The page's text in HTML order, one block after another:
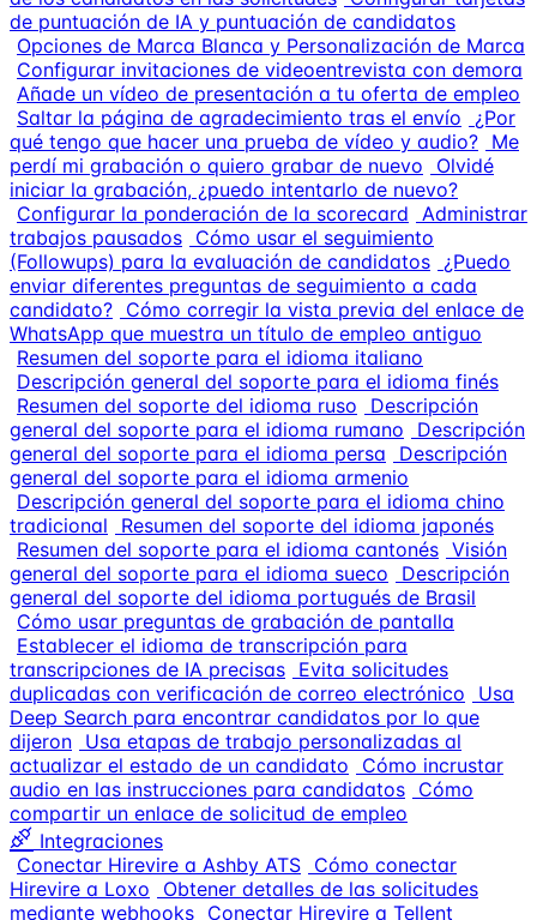
de puntuación de IA y puntuación de candidatos
Opciones de Marca Blanca y Personalización de Marca
Configurar invitaciones de videoentrevista con demora
Añade un vídeo de presentación a tu oferta de empleo
Saltar la página de agradecimiento tras el envío
¿Por
qué tengo que hacer una prueba de vídeo y audio? Me
perdí mi grabación o quiero grabar de nuevo
Olvidé
iniciar la grabación, ¿puedo intentarlo de nuevo?
Configurar la ponderación de la scorecard Administrar
trabajos pausados Cómo usar el seguimiento
(Followups) para la evaluación de candidatos ¿Puedo
enviar diferentes preguntas de seguimiento a cada
candidato? Cómo corregir la vista previa del enlace de
WhatsApp que muestra un título de empleo antiguo
Resumen del soporte para el idioma italiano
Descripción general del soporte para el idioma finés
Resumen del soporte del idioma ruso
Descripción
general del soporte para el idioma rumano
Descripción
general del soporte para el idioma persa
Descripción
general del soporte para el idioma armenio
Descripción general del soporte para el idioma chino
tradicional
Resumen del soporte del idioma japonés
Resumen del soporte para el idioma cantonés Visión
general del soporte para el idioma sueco
Descripción
general del soporte del idioma portugués de Brasil
Cómo usar preguntas de grabación de pantalla
Establecer el idioma de transcripción para
transcripciones de IA precisas Evita solicitudes
duplicadas con verificación de correo electrónico
Usa
Deep Search para encontrar candidatos por lo que
dijeron Usa etapas de trabajo personalizadas al
actualizar el estado de un candidato
Cómo incrustar
audio en las instrucciones para candidatos Cómo
compartir un enlace de solicitud de empleo
Integraciones
Conectar Hirevire a Ashby ATS Cómo conectar
Hirevire a Loxo
Obtener detalles de las solicitudes
mediante webhooks Conectar Hirevire a Tellent